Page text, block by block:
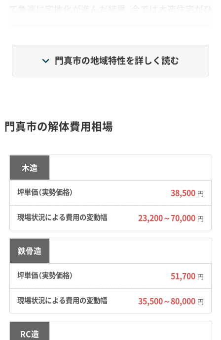
て急速に宅地化が進んだ結果、今では木造住宅がひ
特に昭和に建てられた古い家屋の建て替えが、街全
体の課題です。
地形・道路事情と解体費用の傾向
かつて湖だった歴史からくる軟弱地盤と、昔の
農道がそのまま生活道路になった狭い道が多
く、手作業での解体が増えるため費用は高くな
る傾向にあります。
地形の特徴：
た場所が陸地になった土地です。だからこそ、地
盤は水分を多く含んだ軟弱な地質で、重機を搬
入すると地面が沈むリスクがあります。基礎を
撤去する際も、隣の家へ影響が出ないよう細心
の注意が求められます。
門真市の地域特性を詳しく読む
門真市の解体費用相場
木造
38,500 円
23,200～70,000 円
鉄骨造
51,700 円
35,500～80,000 円
RC造